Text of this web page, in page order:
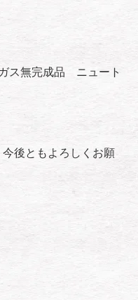
ス無完成品 ニュート
後ともよろしくお願